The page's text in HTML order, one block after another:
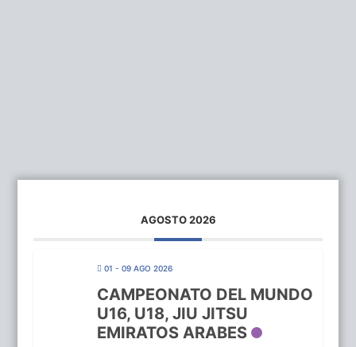
AGOSTO 2026
01 - 09 AGO 2026
CAMPEONATO DEL MUNDO
U16, U18, JIU JITSU
EMIRATOS ARABES